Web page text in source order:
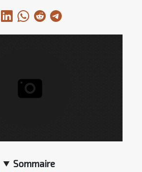
Sommaire